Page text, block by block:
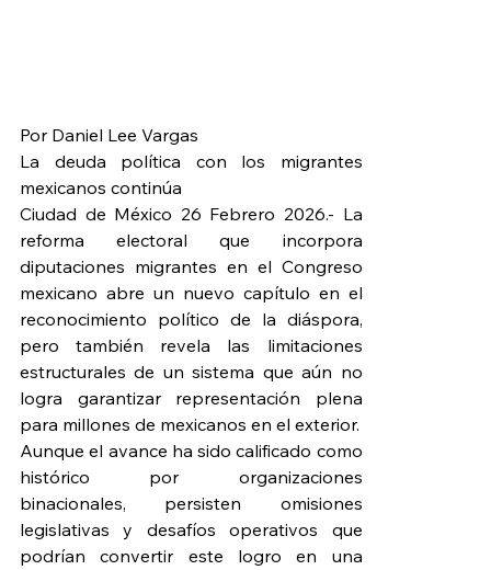
Por Daniel Lee Vargas
La deuda política con los migrantes
mexicanos continúa
Ciudad de México 26 Febrero 2026.- La
reforma electoral que incorpora
diputaciones migrantes en el Congreso
mexicano abre un nuevo capítulo en el
reconocimiento político de la diáspora,
pero también revela las limitaciones
estructurales de un sistema que aún no
logra garantizar representación plena
para millones de mexicanos en el exterior.
Aunque el avance ha sido calificado como
histórico por organizaciones
binacionales, persisten omisiones
legislativas y desafíos operativos que
podrían convertir este logro en una